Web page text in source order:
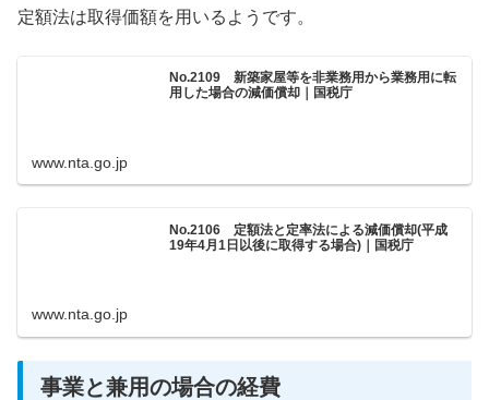
定額法は取得価額を用いるようです。
No.2109 新築家屋等を非業務用から業務用に転
用した場合の減価償却｜国税庁
www.nta.go.jp
No.2106 定額法と定率法による減価償却(平成
19年4月1日以後に取得する場合)｜国税庁
www.nta.go.jp
事業と兼用の場合の経費